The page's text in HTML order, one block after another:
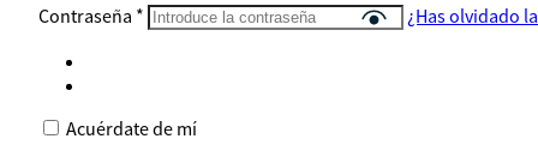
Contraseña * ¿Has olvidado
Acuérdate de mí